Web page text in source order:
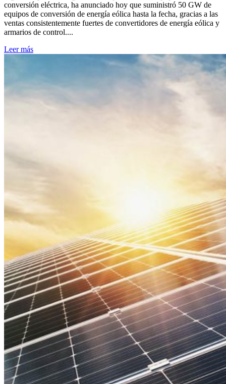
conversión eléctrica, ha anunciado hoy que suministró 50 GW de
equipos de conversión de energía eólica hasta la fecha, gracias a las
ventas consistentemente fuertes de convertidores de energía eólica y
armarios de control....
Leer más